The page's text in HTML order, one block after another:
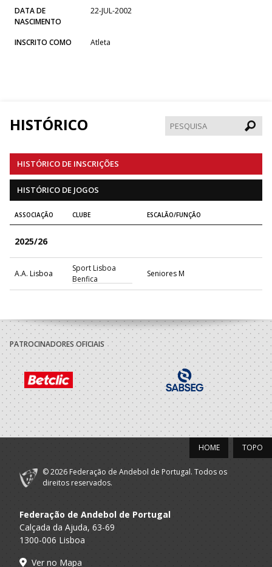
DATA DE
NASCIMENTO
22-JUL-2002
INSCRITO COMO Atleta
HISTÓRICO
HISTÓRICO DE INSCRIÇÕES
HISTÓRICO DE JOGOS
ASSOCIAÇÃO CLUBE ESCALÃO/FUNÇÃO
2025/26
A.A. Lisboa
Sport Lisboa
Benfica
Seniores M
PATROCINADORES OFICIAIS
TOPO
HOME
© 2026 Federação de Andebol de Portugal. Todos os
direitos reservados.
Federação de Andebol de Portugal
Calçada da Ajuda, 63-69
1300-006 Lisboa
Ver no Mapa